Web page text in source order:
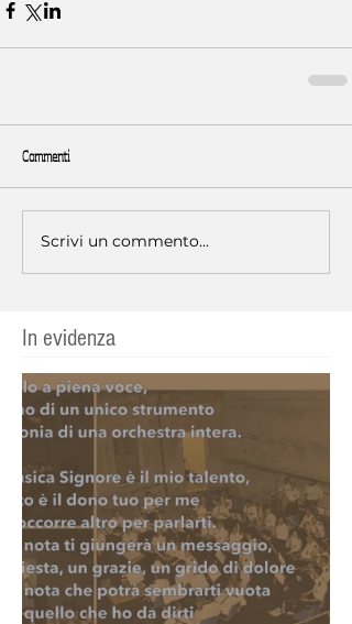
Commenti
Scrivi un commento...
In evidenza